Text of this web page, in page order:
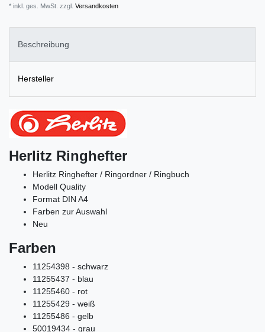
* inkl. ges. MwSt. zzgl. Versandkosten
Beschreibung
Hersteller
Herlitz Ringhefter
Herlitz Ringhefter / Ringordner / Ringbuch
Modell Quality
Format DIN A4
Farben zur Auswahl
Neu
Farben
11254398 - schwarz
11255437 - blau
11255460 - rot
11255429 - weiß
11255486 - gelb
50019434 - grau